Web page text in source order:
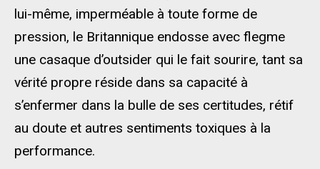
lui-même, imperméable à toute forme de
pression, le Britannique endosse avec flegme
une casaque d’outsider qui le fait sourire, tant sa
vérité propre réside dans sa capacité à
s’enfermer dans la bulle de ses certitudes, rétif
au doute et autres sentiments toxiques à la
performance.